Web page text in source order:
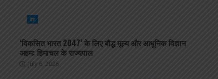
देश
‘विकसित भारत 2047’ के लिए बौद्ध मूल्य और आधुनिक विज्ञान
अहम: हिमाचल के राज्यपाल
July 6, 2026